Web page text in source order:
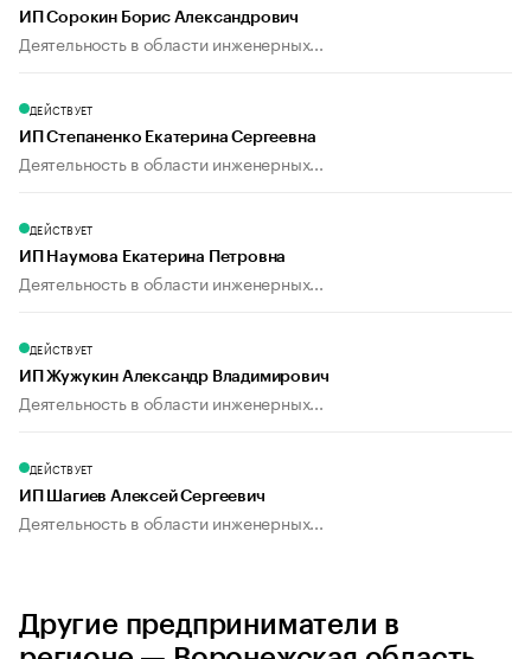
ИП Сорокин Борис Александрович
Деятельность в области инженерных...
ДЕЙСТВУЕТ
ИП Степаненко Екатерина Сергеевна
Деятельность в области инженерных...
ДЕЙСТВУЕТ
ИП Наумова Екатерина Петровна
Деятельность в области инженерных...
ДЕЙСТВУЕТ
ИП Жужукин Александр Владимирович
Деятельность в области инженерных...
ДЕЙСТВУЕТ
ИП Шагиев Алексей Сергеевич
Деятельность в области инженерных...
Другие предприниматели в